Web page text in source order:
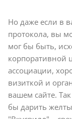
Но даже если в
протокола, вы
мог бы быть,
корпоративной
ассоциации,
визиткой и
вашем сайте.
бы дарить